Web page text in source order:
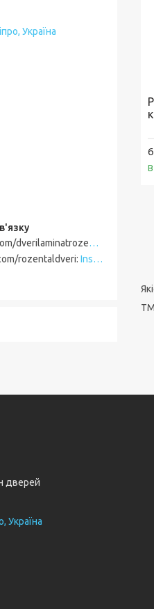
В
ТМ
Україна
https://www.facebook.com/dverilaminatrozental
rozentaldveri Instagram
дверей
Україна